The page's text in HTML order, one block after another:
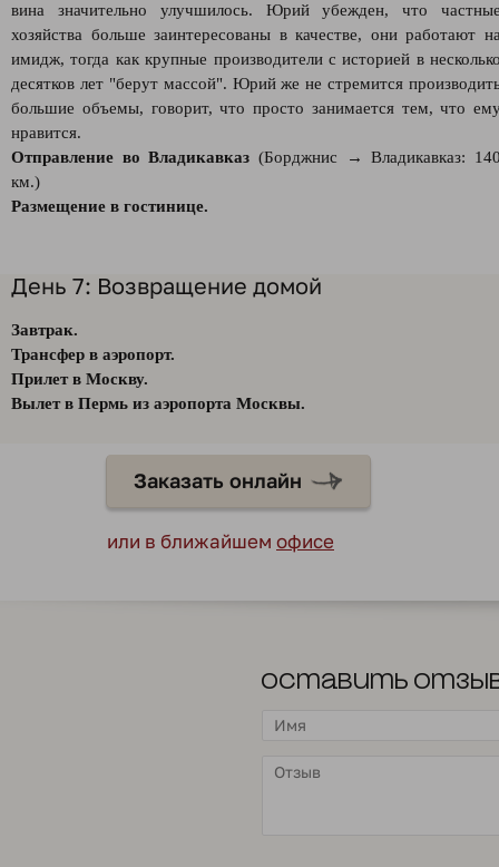
вина значительно улучшилось. Юрий убежден, что
хозяйства больше заинтересованы в качестве, они работают
имидж, тогда как крупные производители с историей в
десятков лет "берут массой". Юрий же не стремится
большие объемы, говорит, что просто занимается тем, что
нравится.
Отправление во Владикавказ (Борджнис → Владикавказ:
км.)
Размещение в гостинице.
День 7: Возвращение домой
Завтрак.
Трансфер в аэропорт.
Прилет в Москву.
Вылет в Пермь из аэропорта Москвы.
Заказать онлайн
или в ближайшем офисе
Оставить